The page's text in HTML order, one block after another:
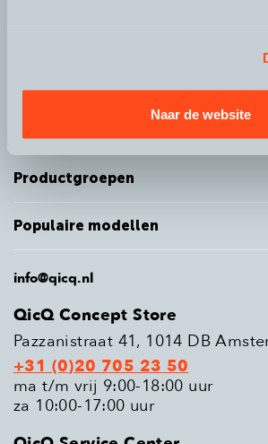
Naar de website
Productgroepen
Populaire modellen
info@qicq.nl
QicQ Concept Store
Pazzanistraat 41, 1014 DB
+31 (0)20 705 23 50
ma t/m vrij 9:00-18:00 uur
za 10:00-17:00 uur